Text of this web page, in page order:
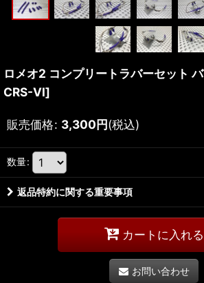
ロメオ2 コンプリートラバーセット
CRS-VI]
販売価格: 3,300円(税込)
数量:
返品特約に関する重要事項
カートに入れる
お問い合わせ